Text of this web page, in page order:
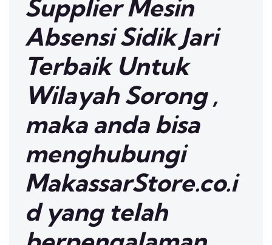
Supplier Mesin
Absensi Sidik Jari
Terbaik Untuk
Wilayah Sorong ,
maka anda bisa
menghubungi
MakassarStore.co.i
d yang telah